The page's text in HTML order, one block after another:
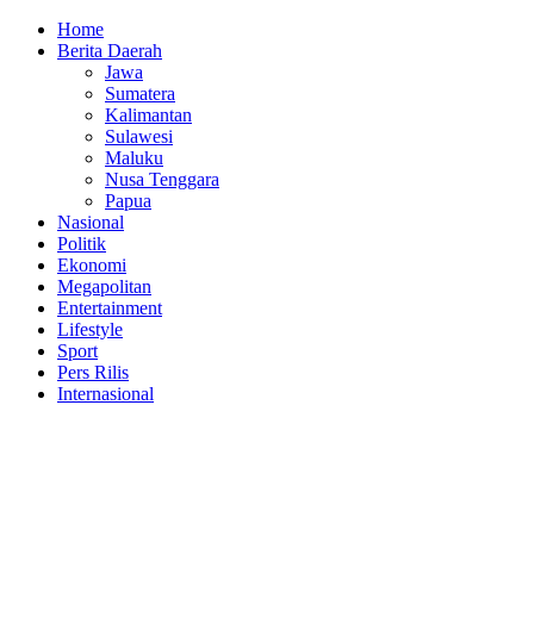
Home
Berita Daerah
Jawa
Sumatera
Kalimantan
Sulawesi
Maluku
Nusa Tenggara
Papua
Nasional
Politik
Ekonomi
Megapolitan
Entertainment
Lifestyle
Sport
Pers Rilis
Internasional